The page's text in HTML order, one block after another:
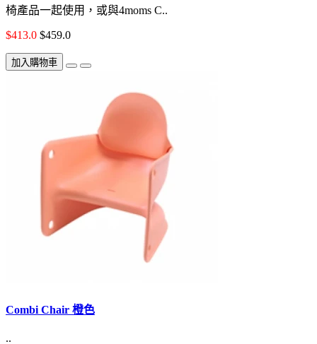
椅產品一起使用，或與4moms C..
$413.0 $459.0
加入購物車
Combi Chair 橙色
..